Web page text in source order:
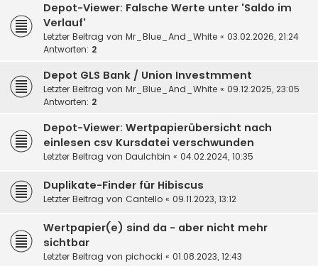
Depot-Viewer: Falsche Werte unter 'Saldo im
Verlauf'
Letzter Beitrag von Mr_Blue_And_White « 03.02.2026, 21:24
Antworten: 2
Depot GLS Bank / Union Investmment
Letzter Beitrag von Mr_Blue_And_White « 09.12.2025, 23:05
Antworten: 2
Depot-Viewer: Wertpapierübersicht nach
einlesen csv Kursdatei verschwunden
Letzter Beitrag von DauIchbin « 04.02.2024, 10:35
Duplikate-Finder für Hibiscus
Letzter Beitrag von Cantello « 09.11.2023, 13:12
Wertpapier(e) sind da - aber nicht mehr
sichtbar
Letzter Beitrag von pichocki « 01.08.2023, 12:43